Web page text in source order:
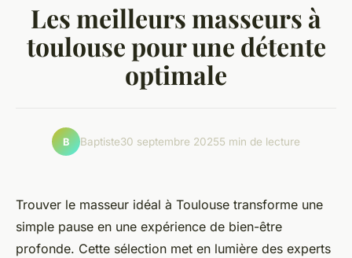
Les meilleurs masseurs à
toulouse pour une détente
optimale
B Baptiste30 septembre 20255 min de lecture
Trouver le masseur idéal à Toulouse transforme une
simple pause en une expérience de bien-être
profonde. Cette sélection met en lumière des experts